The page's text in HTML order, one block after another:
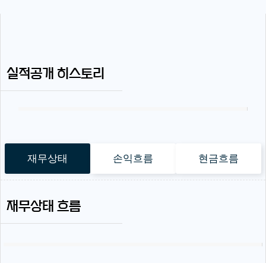
실적공개 히스토리
재무상태 손익흐름 현금흐름
재무상태 흐름